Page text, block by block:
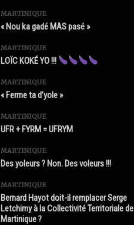
MARTINIQUE
« Nou ka gadé MAS pasé »
MARTINIQUE
LOÏC KOKÉ YO !!!
MARTINIQUE
« Ferme ta d’yole »
MARTINIQUE
UFR + FYRM = UFRYM
MARTINIQUE
Des yoleurs ? Non. Des voleurs !!!
MARTINIQUE
Bernard Hayot doit-il remplacer Serge
Letchimy à la Collectivité Territoriale de
Martinique ?